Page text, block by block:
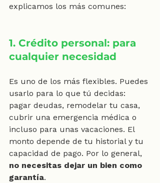
explicamos los más comunes:
1. Crédito personal: para
cualquier necesidad
Es uno de los más flexibles. Puedes
usarlo para lo que tú decidas:
pagar deudas, remodelar tu casa,
cubrir una emergencia médica o
incluso para unas vacaciones. El
monto depende de tu historial y tu
capacidad de pago. Por lo general,
no necesitas dejar un bien como
garantía.